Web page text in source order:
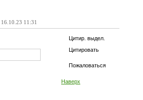
16.10.23 11:31
Цитир. выдел.
Цитировать
Пожаловаться
Наверх